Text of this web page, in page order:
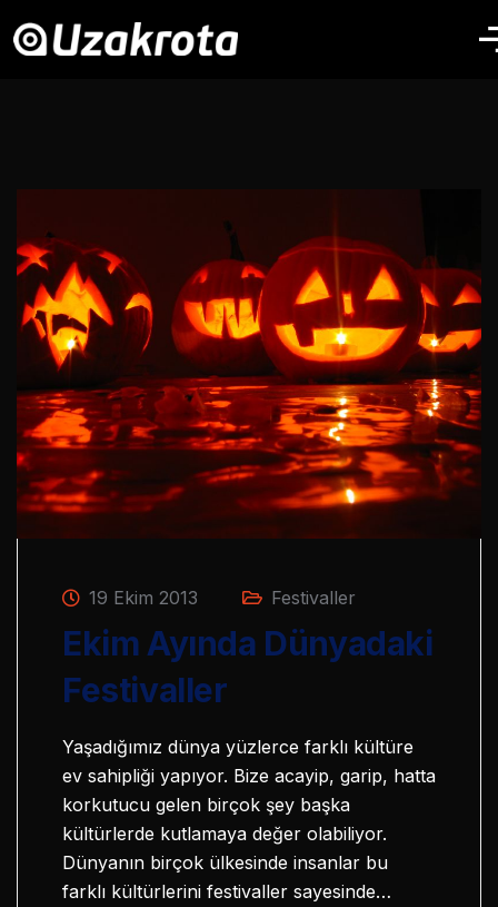
19 Ekim 2013 Festivaller
Ekim Ayında Dünyadaki
Festivaller
Yaşadığımız dünya yüzlerce farklı kültüre
ev sahipliği yapıyor. Bize acayip, garip, hatta
korkutucu gelen birçok şey başka
kültürlerde kutlamaya değer olabiliyor.
Dünyanın birçok ülkesinde insanlar bu
farklı kültürlerini festivaller sayesinde…